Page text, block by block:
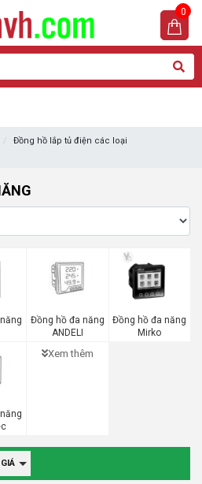
0
Đồng hồ lắp tủ điện các loại
Đồng hồ đa năng
ANDELI
Đồng hồ đa năng
Mirko
Xem thêm